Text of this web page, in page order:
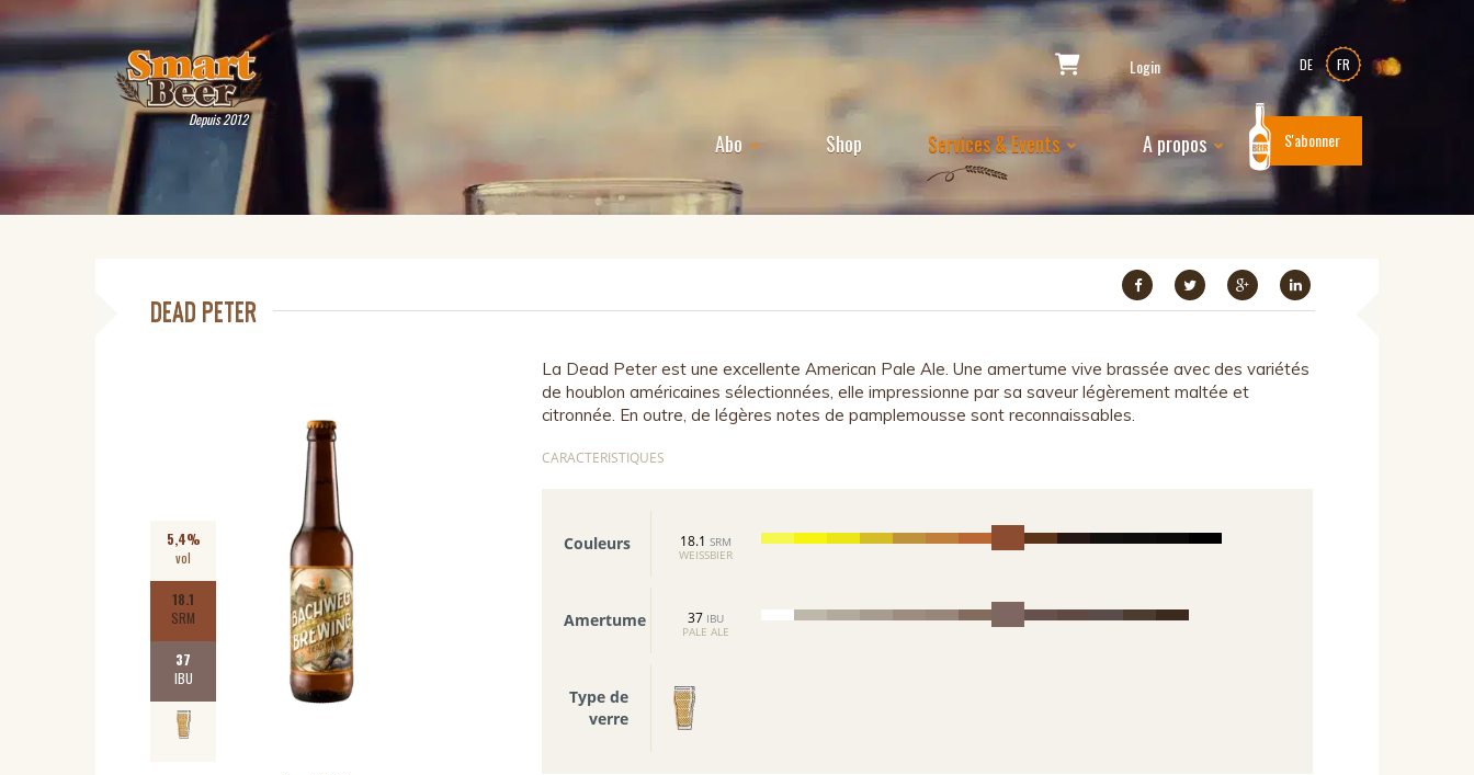
Depuis 2012
Login DE FR
Abo Shop Services & Events A propos S'abonner
DEAD PETER
5,4%
vol
18.1
SRM
37
IBU
La Dead Peter est une excellente American Pale Ale. Une amertume vive brassée avec des variétés
de houblon américaines sélectionnées, elle impressionne par sa saveur légèrement maltée et
citronnée. En outre, de légères notes de pamplemousse sont reconnaissables.
CARACTERISTIQUES
Couleurs 18.1SRM
WEISSBIER
Amertume 37 IBU
PALE ALE
Type de
verre